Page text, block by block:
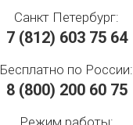
Санкт Петербург:
7 (812) 603 75 64
Бесплатно по России:
8 (800) 200 60 75
Режим работы: